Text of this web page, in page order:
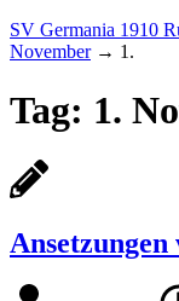
SV Germania 1910
November→ 1.
Tag: 1.
Ansetzungen